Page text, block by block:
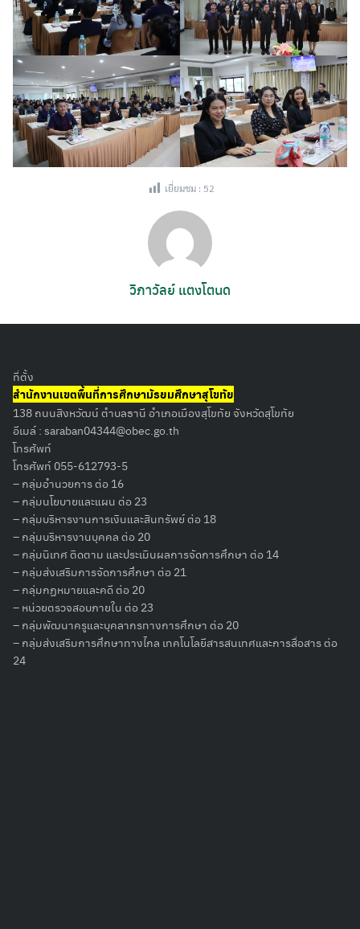
Search
เยี่ยมชม : 52
วิภาวัลย์ แตงโตนด
ที่ตั้ง
สำนักงานเขตพื้นที่การศึกษามัธยมศึกษาสุโขทัย
138 ถนนสิงหวัฒน์ ตำบลธานี อำเภอเมืองสุโขทัย จังหวัดสุโขทัย
อีเมล์ : saraban04344@obec.go.th
โทรศัพท์
โทรศัพท์ 055-612793-5
– กลุ่มอำนวยการ ต่อ 16
– กลุ่มนโยบายและแผน ต่อ 23
– กลุ่มบริหารงานการเงินและสินทรัพย์ ต่อ 18
– กลุ่มบริหารงานบุคคล ต่อ 20
– กลุ่มนิเทศ ติดตาม และประเมินผลการจัดการศึกษา ต่อ 14
– กลุ่มส่งเสริมการจัดการศึกษา ต่อ 21
– กลุ่มกฏหมายและคดี ต่อ 20
– หน่วยตรวจสอบภายใน ต่อ 23
– กลุ่มพัฒนาครูและบุคลากรทางการศึกษา ต่อ 20
– กลุ่มส่งเสริมการศึกษาทางไกล เทคโนโลยีสารสนเทศและการสื่อสาร ต่อ
24